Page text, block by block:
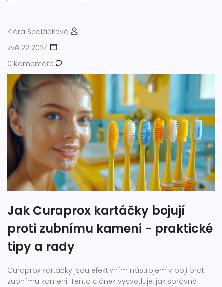
Klára Sedláčková
kvě 22 2024
0 Komentáře
Jak Curaprox kartáčky bojují
proti zubnímu kameni - praktické
tipy a rady
Curaprox kartáčky jsou efektivním nástrojem v boji proti
zubnímu kameni. Tento článek vysvětluje, jak správně